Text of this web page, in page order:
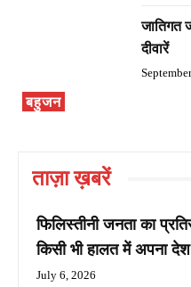
बहुजन
जातिगत
दीवारें
ताज़ा ख़बरें
फिलिस्तीनी जनता का
किसी भी हालत में अपना
July 6, 2026